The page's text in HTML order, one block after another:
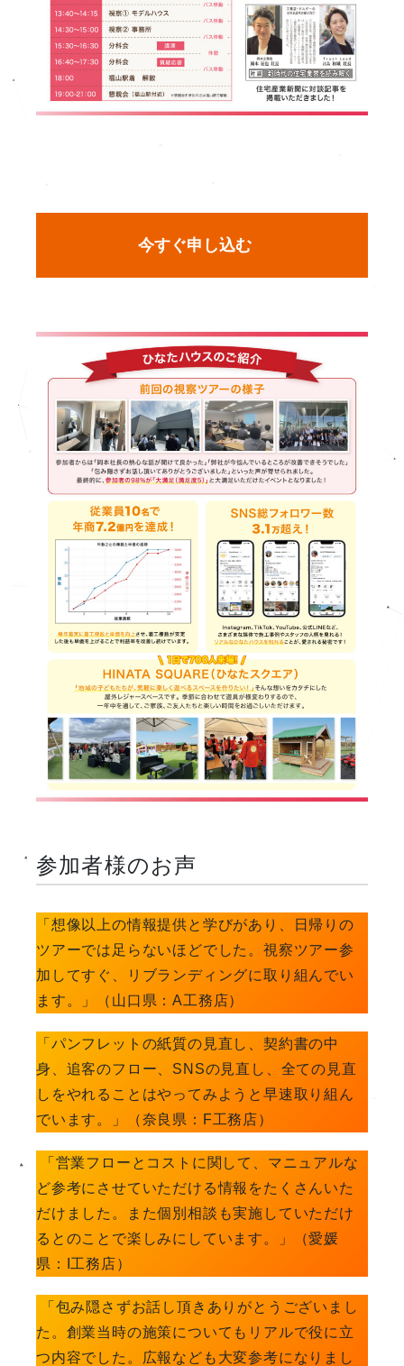
今すぐ申し込む
参加者様のお声
「想像以上の情報提供と学びがあり、日帰りの
ツアーでは足らないほどでした。視察ツアー参
加してすぐ、リブランディングに取り組んでい
ます。」（山口県：A工務店）
「パンフレットの紙質の見直し、契約書の中
身、追客のフロー、SNSの見直し、全ての見直
しをやれることはやってみようと早速取り組ん
でいます。」（奈良県：F工務店）
「営業フローとコストに関して、マニュアルな
ど参考にさせていただける情報をたくさんいた
だけました。また個別相談も実施していただけ
るとのことで楽しみにしています。」（愛媛
県：I工務店）
「包み隠さずお話し頂きありがとうございまし
た。創業当時の施策についてもリアルで役に立
つ内容でした。広報なども大変参考になりまし